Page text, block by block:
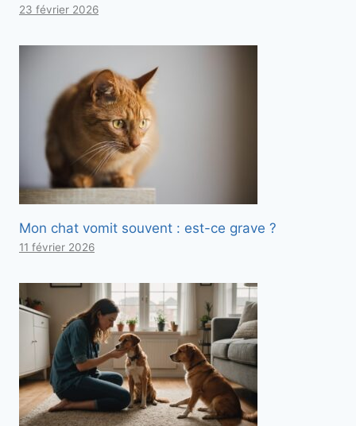
23 février 2026
Mon chat vomit souvent : est-ce grave ?
11 février 2026